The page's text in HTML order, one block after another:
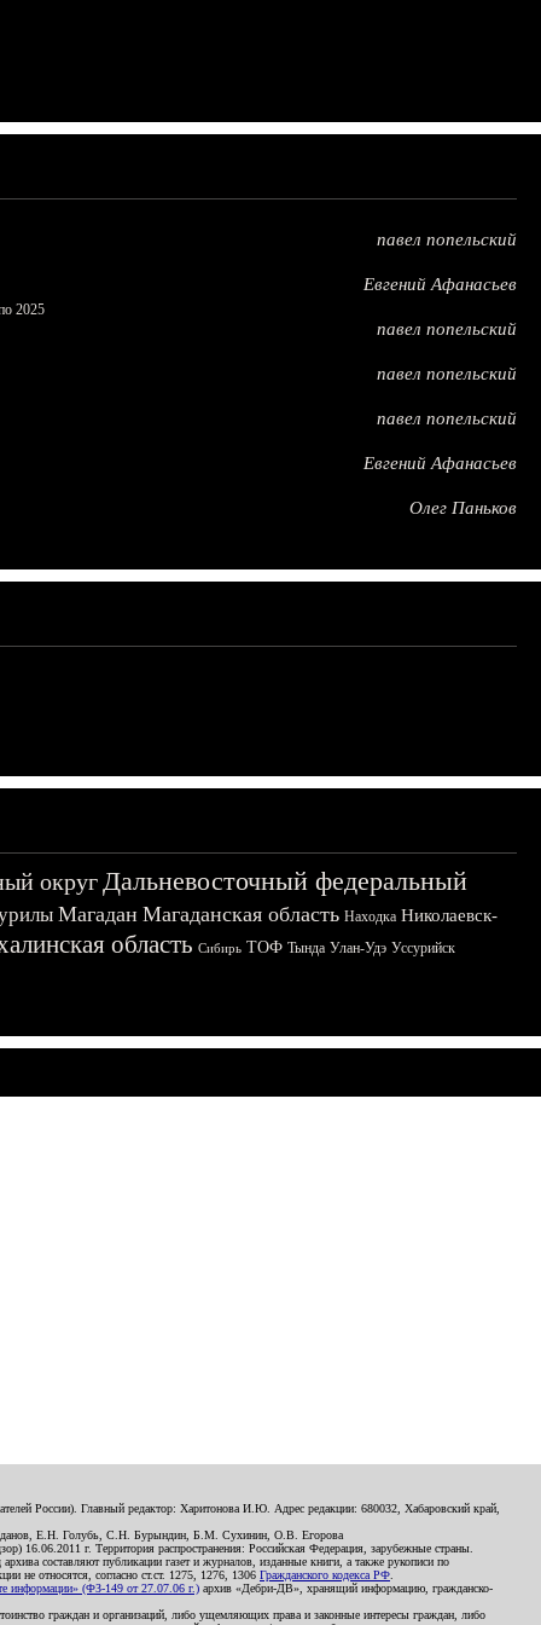
павел попельский
Евгений Афанасьев
2025
павел попельский
павел попельский
павел попельский
Евгений Афанасьев
Олег Паньков
округДальневосточный федеральный
Магадан Магаданская область Находка Николаевск-
область Сибирь ТОФ Тында Улан-Удэ Уссурийск
России). Главный редактор: Харитонова И.Ю. Адрес редакции: 680032, Хабаровский край,
Е.Н. Голубь, С.Н. Бурындин, Б.М. Сухинин, О.В. Егорова
16.06.2011 г. Территория распространения: Российская Федерация, зарубежные страны.
составляют публикации газет и журналов, изданные книги, а также рукописи по
не относятся, согласно ст.ст. 1275, 1276, 1306 Гражданского кодекса РФ
информации» (ФЗ-149 от 27.07.06 г.) архив «Дебри-ДВ», хранящий информацию, гражданско-
граждан и организаций, либо ущемляющих права и законные интересы граждан, либо